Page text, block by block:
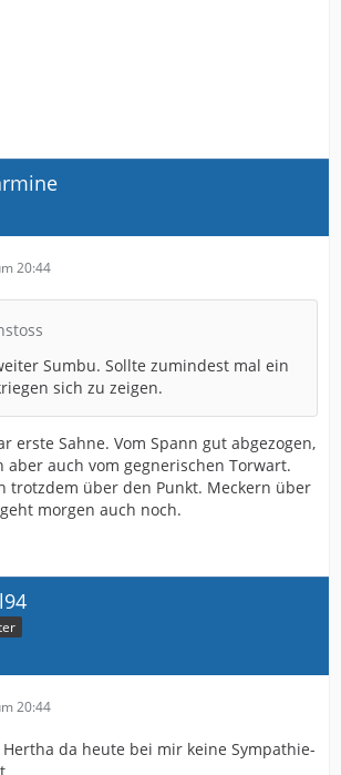
20:44
Sumbu. Sollte zumindest mal ein
sich zu zeigen.
erste Sahne. Vom Spann gut abgezogen,
aber auch vom gegnerischen Torwart.
trotzdem über den Punkt. Meckern über
morgen auch noch.
20:44
da heute bei mir keine Sympathie-